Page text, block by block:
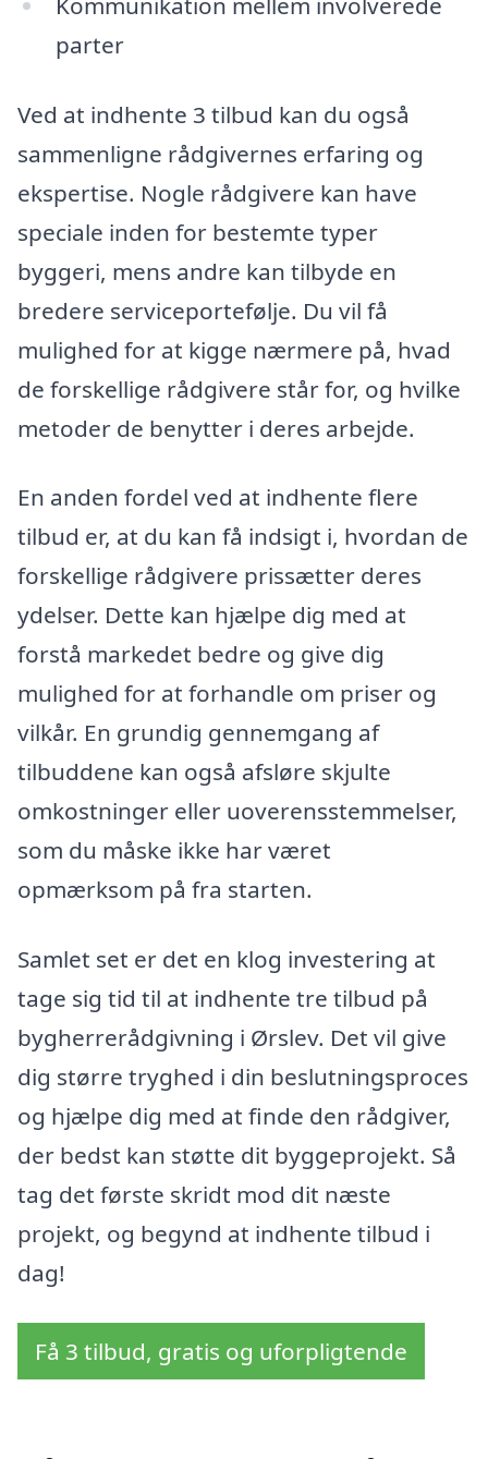
parter
Ved at indhente 3 tilbud kan du også
sammenligne rådgivernes erfaring og
ekspertise. Nogle rådgivere kan have
speciale inden for bestemte typer
byggeri, mens andre kan tilbyde en
bredere serviceportefølje. Du vil få
mulighed for at kigge nærmere på, hvad
de forskellige rådgivere står for, og hvilke
metoder de benytter i deres arbejde.
En anden fordel ved at indhente flere
tilbud er, at du kan få indsigt i, hvordan de
forskellige rådgivere prissætter deres
ydelser. Dette kan hjælpe dig med at
forstå markedet bedre og give dig
mulighed for at forhandle om priser og
vilkår. En grundig gennemgang af
tilbuddene kan også afsløre skjulte
omkostninger eller uoverensstemmelser,
som du måske ikke har været
opmærksom på fra starten.
Samlet set er det en klog investering at
tage sig tid til at indhente tre tilbud på
bygherrerådgivning i Ørslev. Det vil give
dig større tryghed i din beslutningsproces
og hjælpe dig med at finde den rådgiver,
der bedst kan støtte dit byggeprojekt. Så
tag det første skridt mod dit næste
projekt, og begynd at indhente tilbud i
dag!
Få 3 tilbud, gratis og uforpligtende